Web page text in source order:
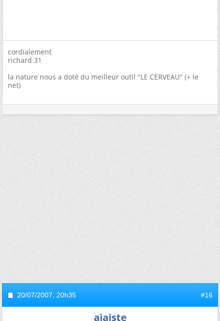
cordialement
richard 31
la nature nous a doté du meilleur outil "LE CERVEAU" (+ le
net)
20/07/2007, 20h35 #16
ajaiste